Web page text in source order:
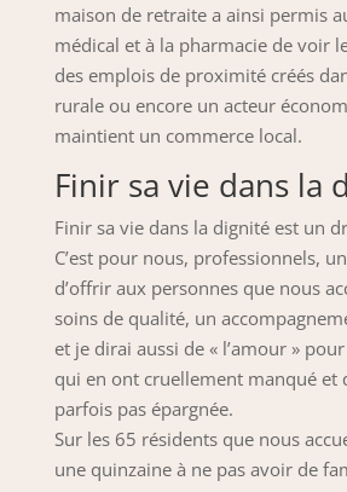
maison de retraite a ainsi permis
médical et à la pharmacie de voir
des emplois de proximité créés
rurale ou encore un acteur
maintient un commerce local.
Finir sa vie dans la
Finir sa vie dans la dignité est un
C’est pour nous, professionnels,
d’offrir aux personnes que nous
soins de qualité, un
et je dirai aussi de « l’amour »
qui en ont cruellement manqué et
parfois pas épargnée.
Sur les 65 résidents que nous
une quinzaine à ne pas avoir de